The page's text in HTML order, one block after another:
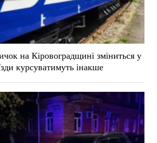
на Кіровоградщині зміниться у
курсуватимуть інакше